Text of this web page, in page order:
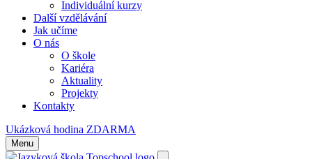
Individuální kurzy
Další vzdělávání
Jak učíme
O nás
O škole
Kariéra
Aktuality
Projekty
Kontakty
Ukázková hodina ZDARMA
Menu